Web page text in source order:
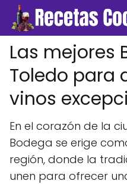
Las mejores
Toledo para
vinos
En el corazón de la
Bodega se erige
región, donde la
unen para ofrecer